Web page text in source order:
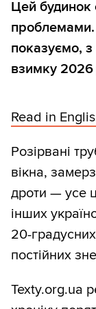
Цей будинок
проблемами.
показуємо, з
взимку 2026
Read in
Розірвані
вікна,
дроти — усе
інших
20-градусних
постійних
Texty.org.ua